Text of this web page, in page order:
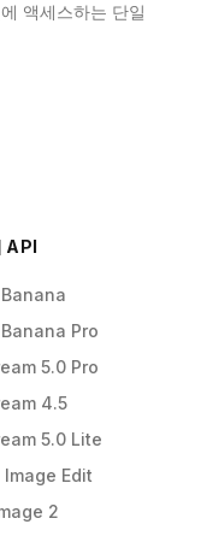
액세스하는 단일
API
Pro
5.0 Pro
4.5
5.0 Lite
Image Edit
2